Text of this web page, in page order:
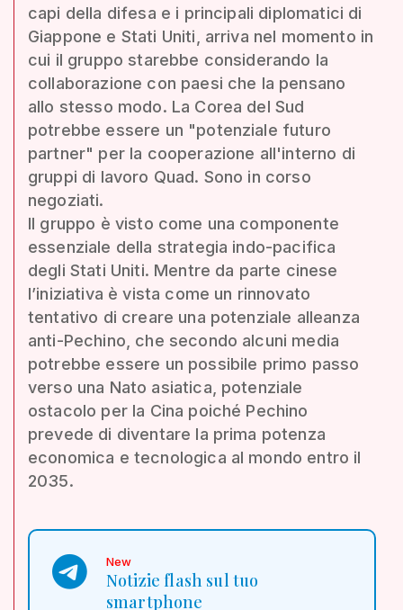
capi della difesa e i principali diplomatici di
Giappone e Stati Uniti, arriva nel momento in
cui il gruppo starebbe considerando la
collaborazione con paesi che la pensano
allo stesso modo. La Corea del Sud
potrebbe essere un "potenziale futuro
partner" per la cooperazione all'interno di
gruppi di lavoro Quad. Sono in corso
negoziati.
Il gruppo è visto come una componente
essenziale della strategia indo-pacifica
degli Stati Uniti. Mentre da parte cinese
l’iniziativa è vista come un rinnovato
tentativo di creare una potenziale alleanza
anti-Pechino, che secondo alcuni media
potrebbe essere un possibile primo passo
verso una Nato asiatica, potenziale
ostacolo per la Cina poiché Pechino
prevede di diventare la prima potenza
economica e tecnologica al mondo entro il
2035.
New
Notizie flash sul tuo
smartphone